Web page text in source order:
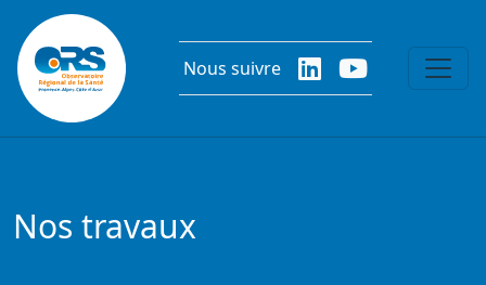
Aller au contenu principal
Nous suivre
Nos travaux